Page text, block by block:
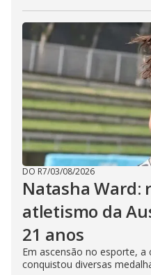
DO R7/03/08/2026
Natasha Ward:
atletismo da
21 anos
Em ascensão no esporte,
conquistou diversas